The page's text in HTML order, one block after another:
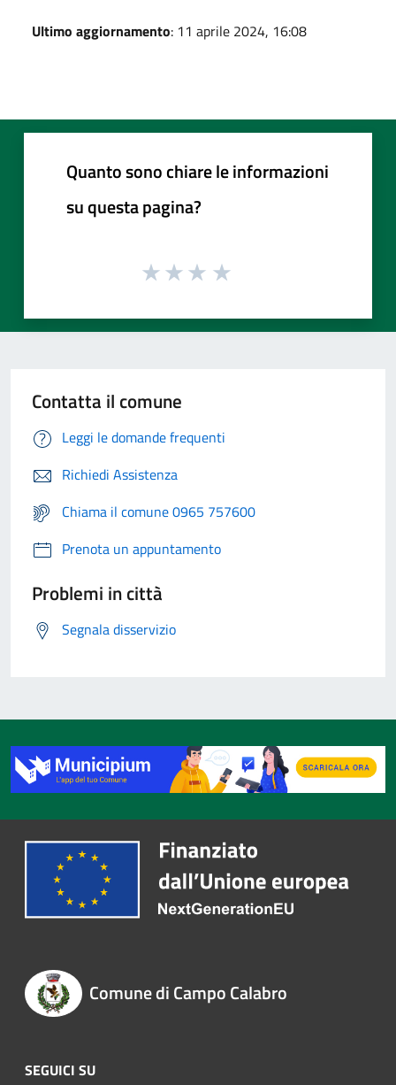
Ultimo aggiornamento: 11 aprile 2024, 16:08
Quanto sono chiare le informazioni
su questa pagina?
Contatta il comune
Leggi le domande frequenti
Richiedi Assistenza
Chiama il comune 0965 757600
Prenota un appuntamento
Problemi in città
Segnala disservizio
Comune di Campo Calabro
SEGUICI SU